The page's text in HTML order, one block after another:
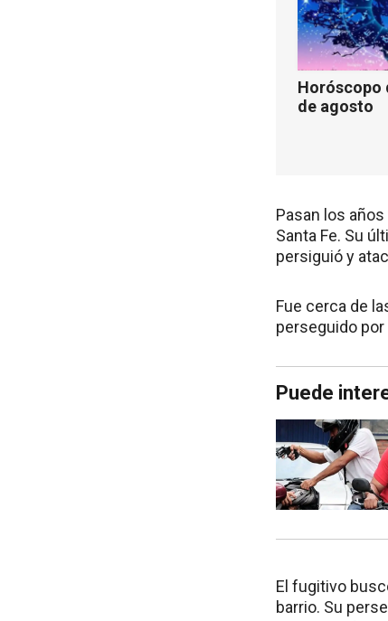
Horóscopo
de agosto
Pasan los
Santa Fe. Su
persiguió y
Fue cerca de
perseguido
Puede
El fugitivo
barrio. Su